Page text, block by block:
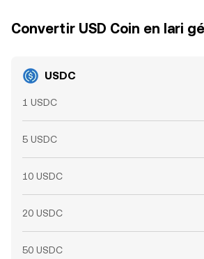
Convertir USD Coin en lari
USDC
1 USDC
5 USDC
10 USDC
20 USDC
50 USDC